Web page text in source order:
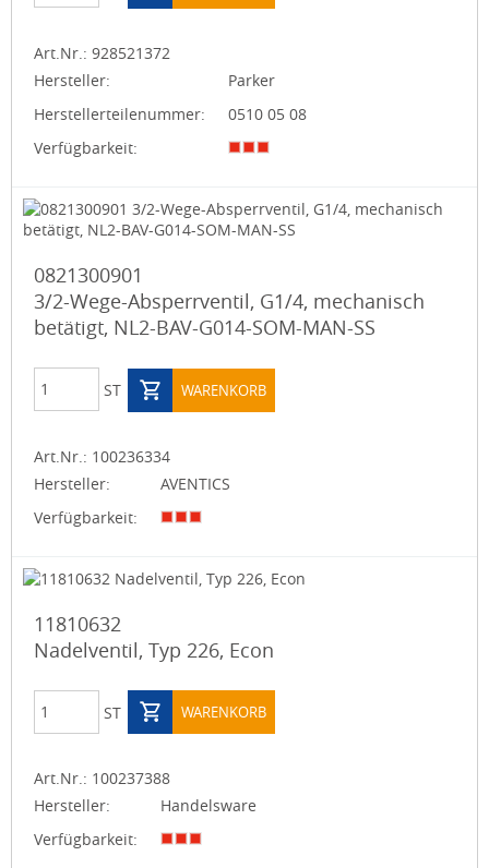
Art.Nr.: 928521372
Hersteller:
Parker
Herstellerteilenummer:
0510 05 08
Verfügbarkeit:
0821300901
3/2-Wege-Absperrventil, G1/4, mechanisch
betätigt, NL2-BAV-G014-SOM-MAN-SS
ST WARENKORB
Art.Nr.: 100236334
Hersteller:
AVENTICS
Verfügbarkeit:
11810632
Nadelventil, Typ 226, Econ
ST WARENKORB
Art.Nr.: 100237388
Hersteller:
Handelsware
Verfügbarkeit: